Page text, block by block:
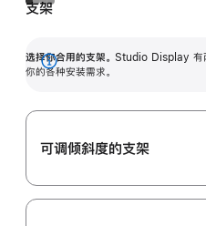
支架
选择你合用的支架。 Studio Display 有
你的各种安装需求。
展
可调倾斜度的支架